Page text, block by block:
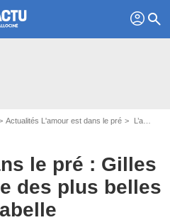
profil search
Actualités L'amour est dans le pré L’amour est dans le pré : Gilles a préparé "l'une des plus belles surprises" à Isabelle
le pré : Gilles
des plus belles